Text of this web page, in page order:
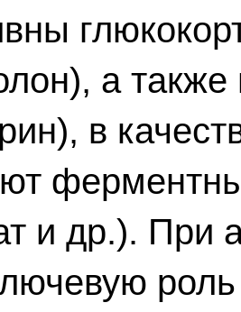
а
в
и др.). При